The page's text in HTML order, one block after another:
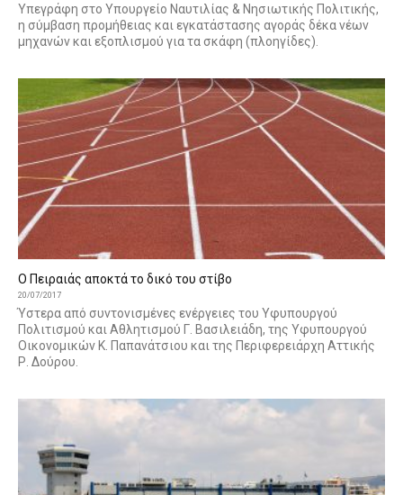
Υπεγράφη στο Υπουργείο Ναυτιλίας & Νησιωτικής Πολιτικής,
η σύμβαση προμήθειας και εγκατάστασης αγοράς δέκα νέων
μηχανών και εξοπλισμού για τα σκάφη (πλοηγίδες).
Ο Πειραιάς αποκτά το δικό του στίβο
20/07/2017
Ύστερα από συντονισμένες ενέργειες του Υφυπουργού
Πολιτισμού και Αθλητισμού Γ. Βασιλειάδη, της Υφυπουργού
Οικονομικών Κ. Παπανάτσιου και της Περιφερειάρχη Αττικής
Ρ. Δούρου.